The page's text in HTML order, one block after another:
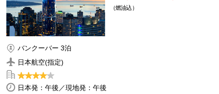
（燃油込）
バンクーバー 3泊
日本航空(指定)
日本発：午後／現地発：午後